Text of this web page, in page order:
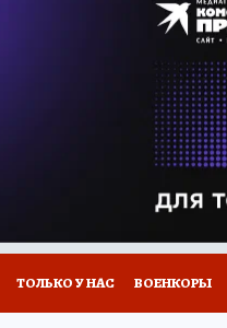
ПРОГНОЗЫ НА СПОРТ
НОВОЕ
ТОЛЬКО У НАС ВОЕНКОРЫ